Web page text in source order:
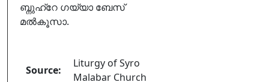
ബ്നുഹ്റേ ഗയ്യാ ബേസ്
മൽകൂസാ.
Source:
Liturgy of Syro
Malabar Church